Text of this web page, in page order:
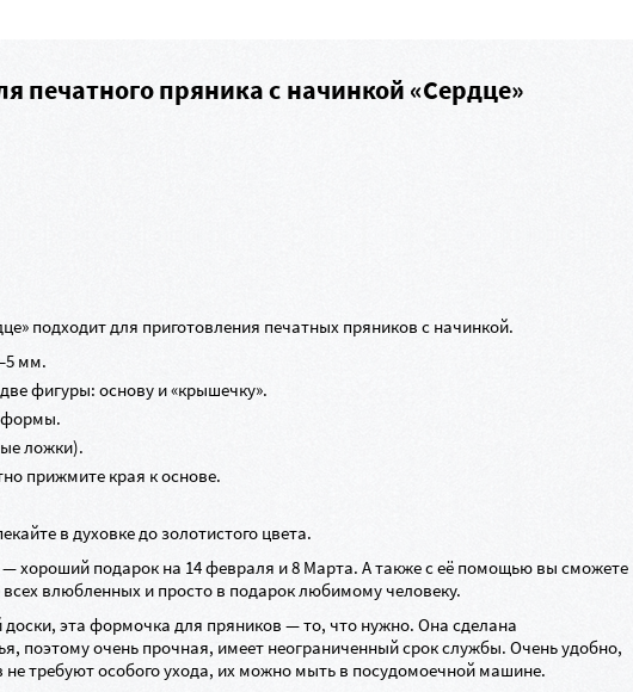
печатного пряника с начинкой «Сердце»
подходит для приготовления печатных пряников с начинкой.
мм.
фигуры: основу и «крышечку».
формы.
ложки).
прижмите края к основе.
в духовке до золотистого цвета.
хороший подарок на 14 февраля и 8 Марта. А также с её помощью вы сможете
влюбленных и просто в подарок любимому человеку.
эта формочка для пряников — то, что нужно. Она сделана
поэтому очень прочная, имеет неограниченный срок службы. Очень удобно,
требуют особого ухода, их можно мыть в посудомоечной машине.